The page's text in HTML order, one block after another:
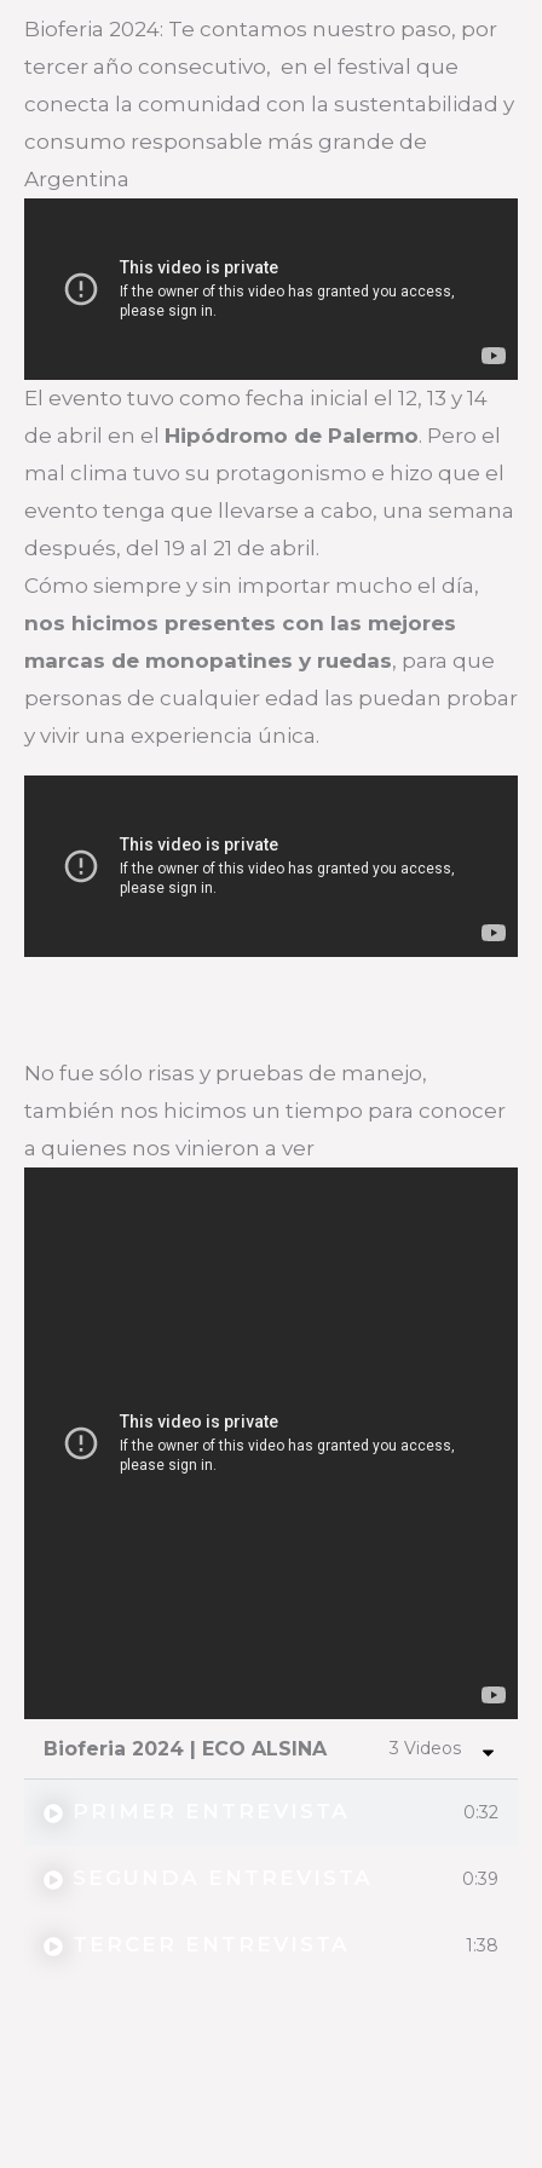
Bioferia 2024: Te contamos nuestro paso, por
tercer año consecutivo, en el festival que
conecta la comunidad con la sustentabilidad y
consumo responsable más grande de
Argentina
El evento tuvo como fecha inicial el 12, 13 y 14
de abril en el Hipódromo de Palermo. Pero el
mal clima tuvo su protagonismo e hizo que el
evento tenga que llevarse a cabo, una semana
después, del 19 al 21 de abril.
Cómo siempre y sin importar mucho el día,
nos hicimos presentes con las mejores
marcas de monopatines y ruedas, para que
personas de cualquier edad las puedan probar
y vivir una experiencia única.
No fue sólo risas y pruebas de manejo,
también nos hicimos un tiempo para conocer
a quienes nos vinieron a ver
Bioferia 2024 | ECO ALSINA 3 Videos
0:32
0:39
1:38